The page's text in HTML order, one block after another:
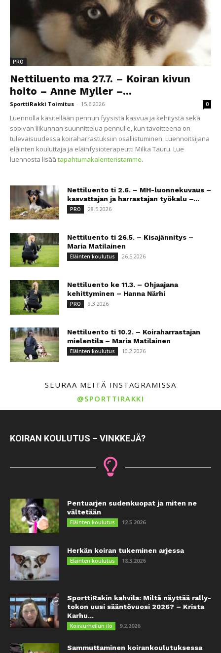
PRO
Nettiluento ma 27.7. – Koiran kivun
hoito – Anne Myller –...
SporttiRakki Toimitus - 15.6.2026 0
Luennolla käsitellään pennun fyysistä kasvua ja kehitystä sekä
sopivan liikunnan suunnittelua pennulle, kun tavoitteena on
tulevaisuudessa koiraharrastuksiin osallistuminen. Luennoitsijana
eläinten kouluttaja ja eläinfysioterapeutti Milka Tauru. Lue
luennosta lisää tapahtumakalenteristamme.
Nettiluento ti 2.6. – MH-luonnekuvaus –
kasvattajan ja harrastajan työkalu –...
PRO 28.5.2026
Nettiluento ti 26.5. – Kisajännitys –
Maria Matilainen
Eläinten koulutus 26.5.2026
Nettiluento ke 11.3. – Ohjaajana
kehittyminen – Hanna Närhi
PRO 9.3.2026
Nettiluento ti 10.2. – Koiraharrastajan
mielentila – Maria Matilainen
Eläinten koulutus 10.2.2026
SEURAA MEITÄ INSTAGRAMISSA
@SPORTTIRAKKI
KOIRAN KOULUTUS – VINKKEJÄ?
Pentuarjen sudenkuopat ja miten ne
vältetään
Eläinten koulutus 12.5.2026
Herkän koiran tukeminen arjessa
Eläinten koulutus 18.3.2026
SporttiRakin kahvila: Miltä näyttää rally-
tokon uusi sääntövuosi 2026? – Krista
Karhu...
Koiraurheilun ilo 9.2.2026
Sammuttaminen koirankoulutuksessa